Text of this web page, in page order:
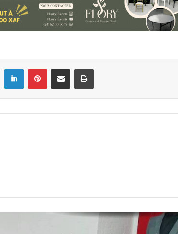
X LinkedinPinterestPartager par email Imprimer
Cameroun : Jail Time Records, le
label qui fait des détenus des stars
Médias : la liberté de la presse par
l’éthique et la déontologie, le
cheval de bataille de l’APIC
candidat au test contre l’épidémie